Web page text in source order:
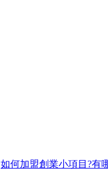
如何加盟創業小項目?有